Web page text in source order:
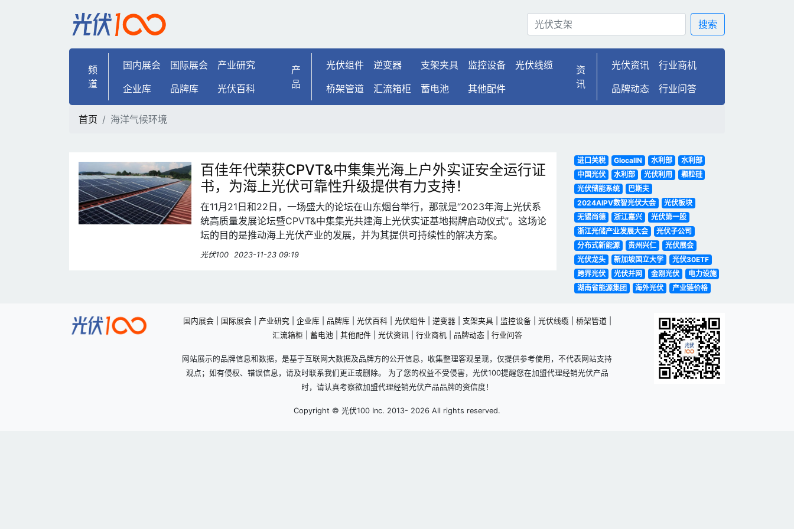
海洋气候环境 | 光伏100 搜索
频
道
国内展会 国际展会
产业研究
企业库
品牌库 光伏百科
产
品
光伏组件 逆变器 支架夹具 监控设备
光伏线缆
桥架管道
汇流箱柜 蓄电池 其他配件
资
讯
光伏资讯
行业商机
品牌动态
行业问答
首页 海洋气候环境
百佳年代荣获CPVT&中集集光海上户外实证安全运行证
书，为海上光伏可靠性升级提供有力支持！
在11月21日和22日，一场盛大的论坛在山东烟台举行，那就是“2023年海上光伏系
统高质量发展论坛暨CPVT&中集集光共建海上光伏实证基地揭牌启动仪式”。这场论
坛的目的是推动海上光伏产业的发展，并为其提供可持续性的解决方案。
光伏100 2023-11-23 09:19
进口关税 GlocalIN 水利部
水利部
中国光伏
水利部 光伏利用
颗粒硅
光伏储能系统
巴斯夫
2024AIPV数智光伏大会
光伏板块
无锡尚德
浙江嘉兴
光伏第一股
浙江光储产业发展大会
光伏子公司
分布式新能源
贵州兴仁
光伏展会
光伏龙头
新加坡国立大学
光伏30ETF
跨界光伏
光伏并网 金刚光伏
电力设施
湖南省能源集团
海外光伏 产业链价格
国内展会| 国际展会| 产业研究| 企业库| 品牌库| 光伏百科| 光伏组件| 逆变器| 支架夹具| 监控设备| 光伏线缆 桥架管道
汇流箱柜
蓄电池| 其他配件| 光伏资讯| 行业商机| 品牌动态| 行业问答
网站展示的品牌信息和数据，是基于互联网大数据及品牌方的公开信息，收集整理客观呈现，仅提供参考使用，不代表网站支持
观点；如有侵权、错误信息，请及时联系我们更正或删除。 为了您的权益不受侵害，光伏100提醒您在加盟代理经销光伏产品
时，请认真考察欲加盟代理经销光伏产品品牌的资信度！
Copyright © 光伏100 Inc. 2013- 2026 All rights reserved.